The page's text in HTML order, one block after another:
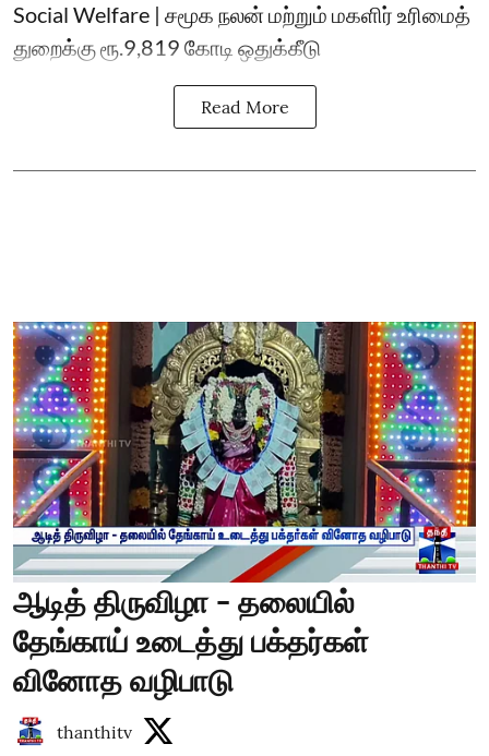
Social Welfare | சமூக நலன் மற்றும் மகளிர் உரிமைத்
துறைக்கு ரூ.9,819 கோடி ஒதுக்கீடு
Read More
ஆடித் திருவிழா - தலையில்
தேங்காய் உடைத்து பக்தர்கள்
வினோத வழிபாடு
thanthitv